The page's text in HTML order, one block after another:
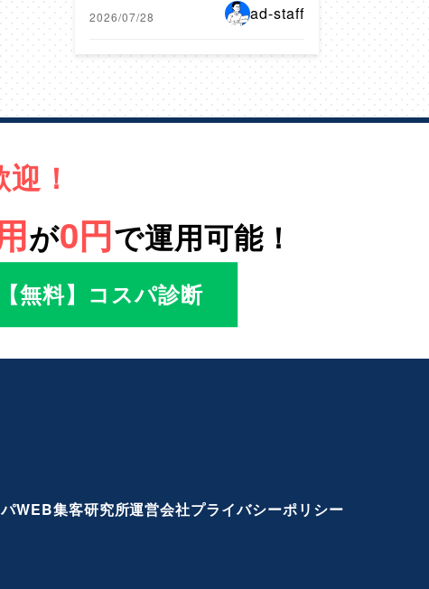
2026/07/28 ad-staff
！
が0円で運用可能！
【無料】コスパ診断
WEB集客研究所運営会社プライバシーポリシー